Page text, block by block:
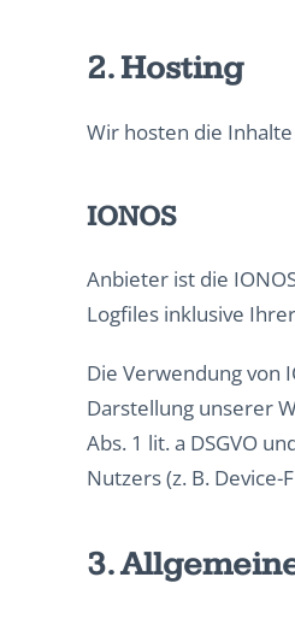
2. Hosting
Wir hosten die
IONOS
Anbieter ist die
Logfiles inklusive
Die Verwendung von
Darstellung unserer
Abs. 1 lit. a DSGVO
Nutzers (z. B.
3.